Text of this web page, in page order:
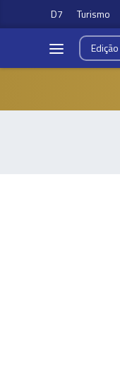
D7 Turismo
Edição